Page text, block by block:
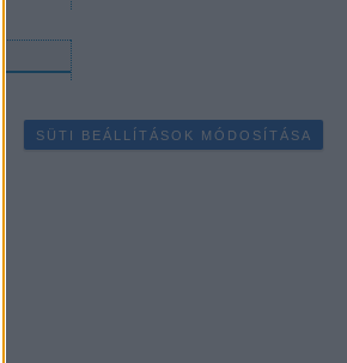
SÜTI BEÁLLÍTÁSOK MÓDOSÍTÁSA